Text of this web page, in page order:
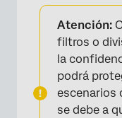
Atención:
filtros o
la
podrá
escenarios
se debe a